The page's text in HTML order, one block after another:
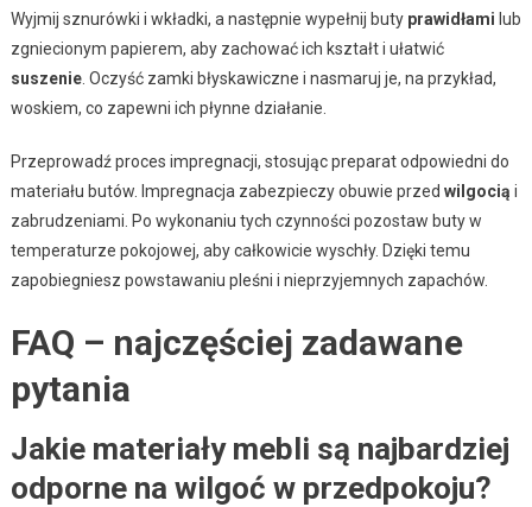
Wyjmij sznurówki i wkładki, a następnie wypełnij buty prawidłami lub
zgniecionym papierem, aby zachować ich kształt i ułatwić
suszenie. Oczyść zamki błyskawiczne i nasmaruj je, na przykład,
woskiem, co zapewni ich płynne działanie.
Przeprowadź proces impregnacji, stosując preparat odpowiedni do
materiału butów. Impregnacja zabezpieczy obuwie przed wilgocią i
zabrudzeniami. Po wykonaniu tych czynności pozostaw buty w
temperaturze pokojowej, aby całkowicie wyschły. Dzięki temu
zapobiegniesz powstawaniu pleśni i nieprzyjemnych zapachów.
FAQ – najczęściej zadawane
pytania
Jakie materiały mebli są najbardziej
odporne na wilgoć w przedpokoju?